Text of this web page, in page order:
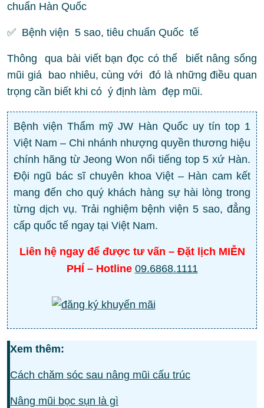
chuẩn Hàn Quốc
✅ Bệnh viện 5 sao, tiêu chuẩn Quốc tế
Thông qua bài viết bạn đọc có thể biết nâng sống
mũi giá bao nhiêu, cùng với đó là những điều quan
trọng cần biết khi có ý định làm đẹp mũi.
Bệnh viện Thẩm mỹ JW Hàn Quốc uy tín top 1
Việt Nam – Chi nhánh nhượng quyền thương hiệu
chính hãng từ Jeong Won nổi tiếng top 5 xứ Hàn.
Đội ngũ bác sĩ chuyên khoa Việt – Hàn cam kết
mang đến cho quý khách hàng sự hài lòng trong
từng dịch vụ. Trải nghiệm bệnh viện 5 sao, đẳng
cấp quốc tế ngay tại Việt Nam.
Liên hệ ngay để được tư vấn – Đặt lịch MIỄN
PHÍ – Hotline 09.6868.1111
Xem thêm:
Cách chăm sóc sau nâng mũi cấu trúc
Nâng mũi bọc sụn là gì